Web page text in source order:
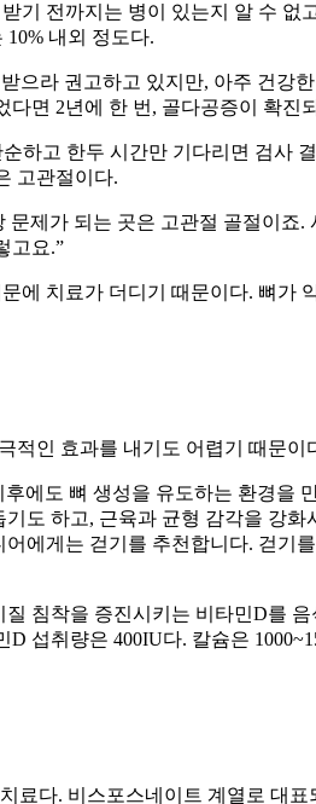
전까지는 병이 있는지 알 수
내외 정도다.
라 권고하고 있지만, 아주 건강
면 2년에 한 번, 골다공증이 확진
고 한두 시간만 기다리면 검사
고관절이다.
제가 되는 곳은 고관절 골절이죠
고요.”
치료가 더디기 때문이다. 뼈가
적인 효과를 내기도 어렵기 때문이
에도 뼈 생성을 유도하는 환경을
도 하고, 근육과 균형 감각을 강
에게는 걷기를 추천합니다. 걷기
침착을 증진시키는 비타민D를
섭취량은 400IU다. 칼슘은
료다. 비스포스네이트 계열로 대